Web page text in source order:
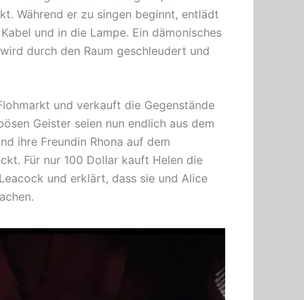
Während er zu singen beginnt, entlädt
und in die Lampe. Ein dämonisches
durch den Raum geschleudert und
und verkauft die Gegenstände
Geister seien nun endlich aus dem
ihre Freundin Rhona auf dem
Für nur 100 Dollar kauft Helen die
und erklärt, dass sie und Alice